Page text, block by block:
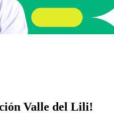
Valle del Lili!